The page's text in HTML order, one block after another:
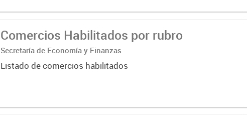
Comercios Habilitados por rubro
Secretaría de Economía y Finanzas
Listado de comercios habilitados